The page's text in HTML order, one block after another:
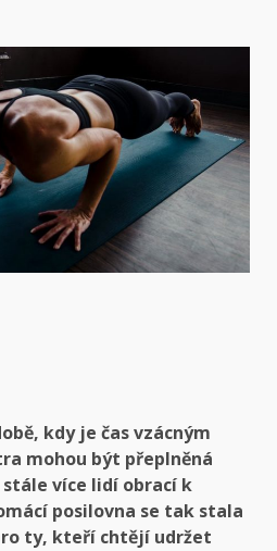
kdy je čas vzácným
mohou být přeplněná
více lidí obrací k
posilovna se tak stala
ty, kteří chtějí udržet